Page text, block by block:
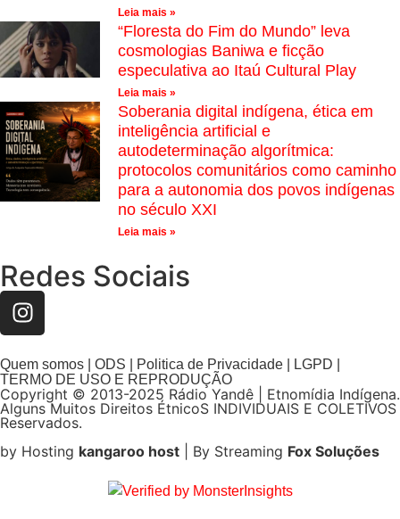
Leia mais »
“Floresta do Fim do Mundo” leva
cosmologias Baniwa e ficção
especulativa ao Itaú Cultural Play
Leia mais »
Soberania digital indígena, ética em
inteligência artificial e
autodeterminação algorítmica:
protocolos comunitários como caminho
para a autonomia dos povos indígenas
no século XXI
Leia mais »
Redes Sociais
Quem somos | ODS | Politica de Privacidade | LGPD |
TERMO DE USO E REPRODUÇÃO
Copyright © 2013-2025 Rádio Yandê | Etnomídia Indígena.
Alguns Muitos Direitos ÉtnicoS INDIVIDUAIS E COLETIVOS
Reservados.
by Hosting kangaroo host | By Streaming Fox Soluções